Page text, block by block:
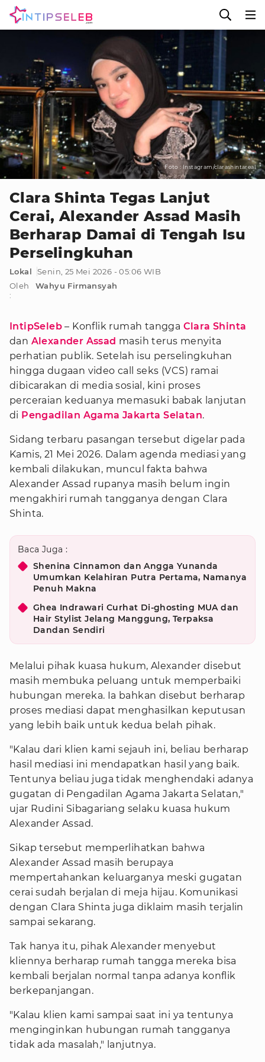
Foto : Instagram/clarashintareal
Clara Shinta Tegas Lanjut
Cerai, Alexander Assad Masih
Berharap Damai di Tengah Isu
Perselingkuhan
Lokal
Senin, 25 Mei 2026 - 05:06 WIB
Oleh
:
Wahyu Firmansyah
IntipSeleb – Konflik rumah tangga Clara Shinta
dan Alexander Assad masih terus menyita
perhatian publik. Setelah isu perselingkuhan
hingga dugaan video call seks (VCS) ramai
dibicarakan di media sosial, kini proses
perceraian keduanya memasuki babak lanjutan
di Pengadilan Agama Jakarta Selatan.
Sidang terbaru pasangan tersebut digelar pada
Kamis, 21 Mei 2026. Dalam agenda mediasi yang
kembali dilakukan, muncul fakta bahwa
Alexander Assad rupanya masih belum ingin
mengakhiri rumah tangganya dengan Clara
Shinta.
Baca Juga :
Shenina Cinnamon dan Angga Yunanda
Umumkan Kelahiran Putra Pertama, Namanya
Penuh Makna
Ghea Indrawari Curhat Di-ghosting MUA dan
Hair Stylist Jelang Manggung, Terpaksa
Dandan Sendiri
Melalui pihak kuasa hukum, Alexander disebut
masih membuka peluang untuk memperbaiki
hubungan mereka. Ia bahkan disebut berharap
proses mediasi dapat menghasilkan keputusan
yang lebih baik untuk kedua belah pihak.
"Kalau dari klien kami sejauh ini, beliau berharap
hasil mediasi ini mendapatkan hasil yang baik.
Tentunya beliau juga tidak menghendaki adanya
gugatan di Pengadilan Agama Jakarta Selatan,"
ujar Rudini Sibagariang selaku kuasa hukum
Alexander Assad.
Sikap tersebut memperlihatkan bahwa
Alexander Assad masih berupaya
mempertahankan keluarganya meski gugatan
cerai sudah berjalan di meja hijau. Komunikasi
dengan Clara Shinta juga diklaim masih terjalin
sampai sekarang.
Tak hanya itu, pihak Alexander menyebut
kliennya berharap rumah tangga mereka bisa
kembali berjalan normal tanpa adanya konflik
berkepanjangan.
"Kalau klien kami sampai saat ini ya tentunya
menginginkan hubungan rumah tangganya
tidak ada masalah," lanjutnya.